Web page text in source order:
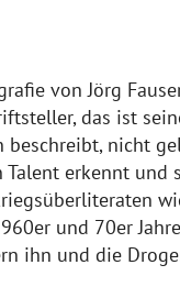
von Jörg
das ist
nicht
erkennt und
und 70er
ihn und die